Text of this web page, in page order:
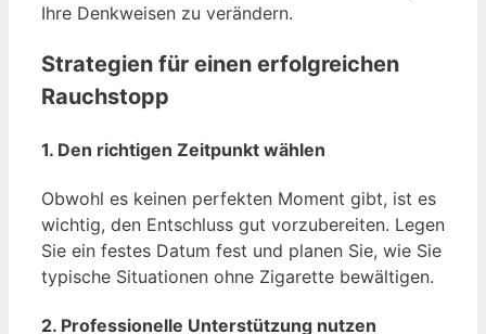
Ihre Denkweisen zu verändern.
Strategien für einen erfolgreichen
Rauchstopp
1. Den richtigen Zeitpunkt wählen
Obwohl es keinen perfekten Moment gibt, ist es
wichtig, den Entschluss gut vorzubereiten. Legen
Sie ein festes Datum fest und planen Sie, wie Sie
typische Situationen ohne Zigarette bewältigen.
2. Professionelle Unterstützung nutzen